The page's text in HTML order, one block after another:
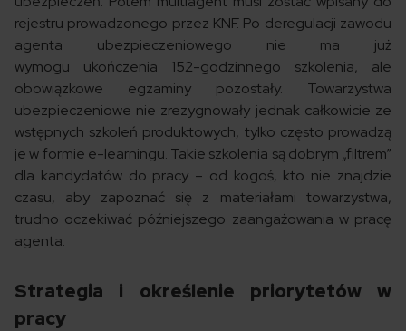
rejestru prowadzonego przez KNF. Po deregulacji zawodu
agenta ubezpieczeniowego nie ma już
wymogu ukończenia 152-godzinnego szkolenia, ale
obowiązkowe egzaminy pozostały. Towarzystwa
ubezpieczeniowe nie zrezygnowały jednak całkowicie ze
wstępnych szkoleń produktowych, tylko często prowadzą
je w formie e-learningu. Takie szkolenia są dobrym „filtrem”
dla kandydatów do pracy – od kogoś, kto nie znajdzie
czasu, aby zapoznać się z materiałami towarzystwa,
trudno oczekiwać późniejszego zaangażowania w pracę
agenta.
Strategia i określenie priorytetów w
pracy